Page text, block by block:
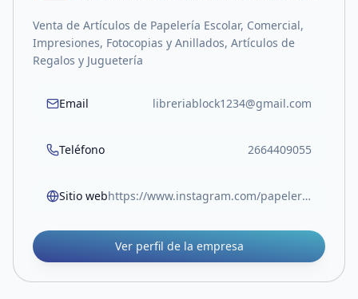
Venta de Artículos de Papelería Escolar, Comercial,
Impresiones, Fotocopias y Anillados, Artículos de
Regalos y Juguetería
Email libreriablock1234@gmail.com
Teléfono 2664409055
Sitio web https://www.instagram.com/papeleriablock.sl?igsh=MW05Z3RocjUwOTlvOA%3D%3D
Ver perfil de la empresa